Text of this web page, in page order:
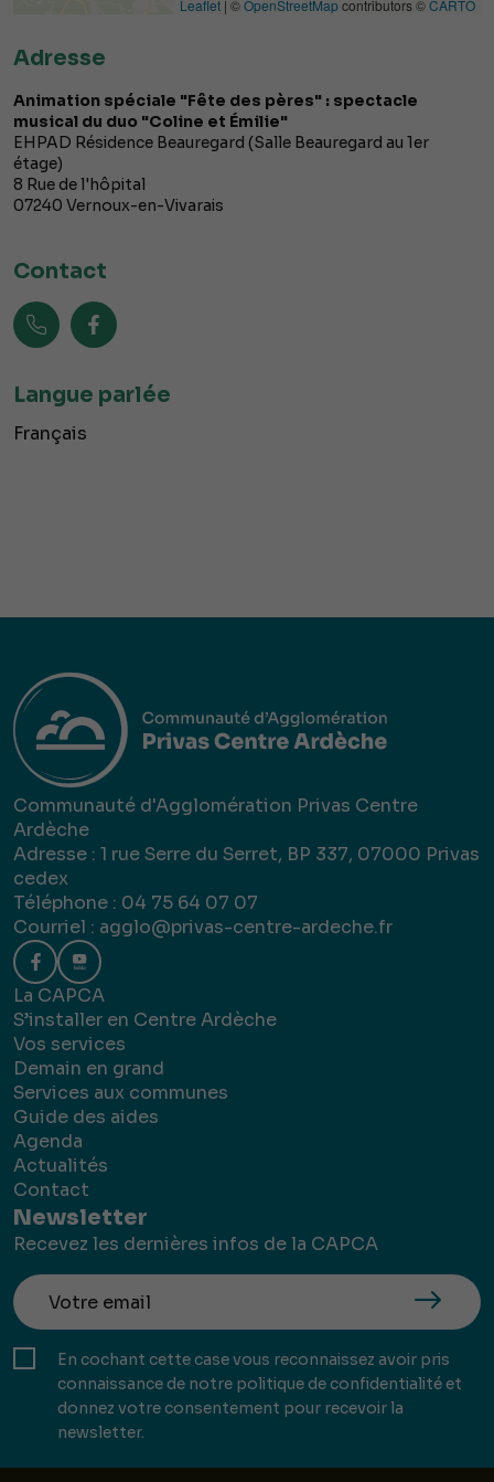
Leaflet | ©OpenStreetMap contributors ©CARTO
Adresse
Animation spéciale "Fête des pères" : spectacle
musical du duo "Coline et Émilie"
EHPAD Résidence Beauregard (Salle Beauregard au 1er
étage)
8 Rue de l'hôpital
07240 Vernoux-en-Vivarais
Contact
Langue parlée
Français
Communauté d'Agglomération Privas Centre
Ardèche
Adresse : 1 rue Serre du Serret, BP 337, 07000 Privas
cedex
Téléphone : 04 75 64 07 07
Courriel : agglo@privas-centre-ardeche.fr
La CAPCA
S’installer en Centre Ardèche
Vos services
Demain en grand
Services aux communes
Guide des aides
Agenda
Actualités
Contact
Newsletter
Recevez les dernières infos de la CAPCA
En cochant cette case vous reconnaissez avoir pris
connaissance de notre politique de confidentialité et
donnez votre consentement pour recevoir la
newsletter.